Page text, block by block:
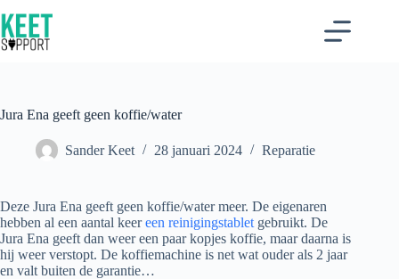
naar
de
inhoud
Jura Ena geeft geen koffie/water
Sander Keet 28 januari 2024 Reparatie
Deze Jura Ena geeft geen koffie/water meer. De eigenaren
hebben al een aantal keereen reinigingstablet gebruikt. De
Jura Ena geeft dan weer een paar kopjes koffie, maar daarna is
hij weer verstopt. De koffiemachine is net wat ouder als 2 jaar
en valt buiten de garantie…